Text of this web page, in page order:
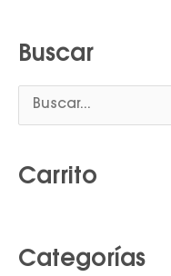
Buscar
p
Carrito
Categorías